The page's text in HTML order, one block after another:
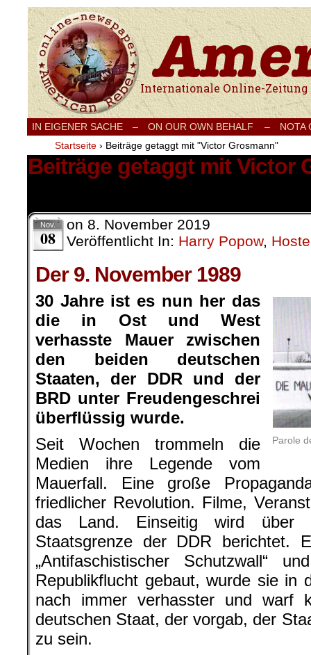
Internationale Onlinezeitung für Frieden,
IN EIGENER SACHE – ON OUR OWN BEHALF –
NOTA
Startseite › Beiträge getaggt mit "Victor Grosmann"
Beiträge getaggt mit Victor
Nov.
08
on 8. November 2019
Veröffentlicht In: Harry Popow,
Der 9. November 1989
Parole
30 Jahre ist es nun her das
die in Ost und West
verhasste Mauer zwischen
den beiden deutschen
Staaten, der DDR und der
BRD unter Freudengeschrei
überflüssig wurde.
Seit Wochen trommeln die
Medien ihre Legende vom
Mauerfall. Eine große
friedlicher Revolution. Filme,
das Land. Einseitig wird über
Staatsgrenze der DDR berichtet.
„Antifaschistischer Schutzwall“
Republikflucht gebaut, wurde sie in
nach immer verhasster und warf
deutschen Staat, der vorgab, der
zu sein.